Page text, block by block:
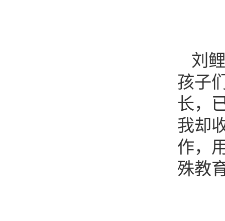
刘
孩子
长，
我却
作，
殊教